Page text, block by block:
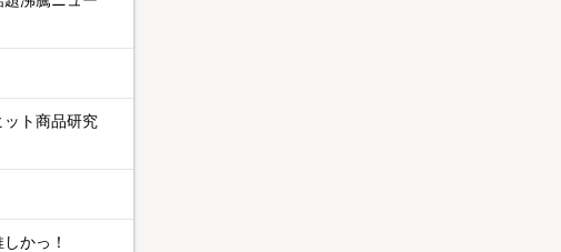
ト商品研究
かっ！